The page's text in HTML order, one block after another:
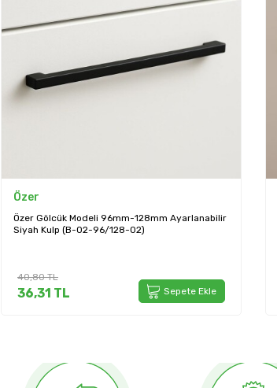
Özer
Özer Gölcük Modeli 96mm-128mm Ayarlanabilir
Siyah Kulp (B-02-96/128-02)
40,80TL
36,31 TL Sepete Ekle